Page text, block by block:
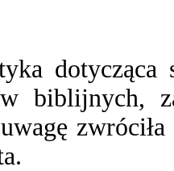
dotycząca
biblijnych,